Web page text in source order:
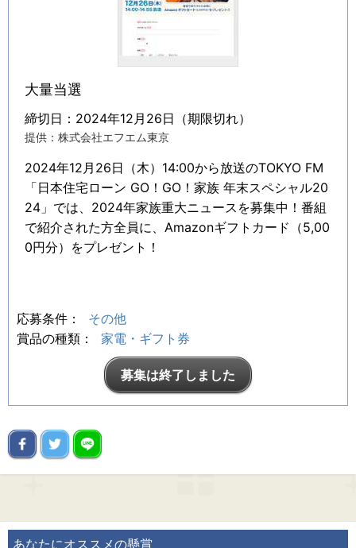
大量当選
締切日：2024年12月26日（期限切れ）
提供：株式会社エフエム東京
2024年12月26日（木）14:00から放送のTOKYO FM
「日本住宅ローン GO！GO！家族 年末スペシャル20
24」では、2024年家族重大ニュースを募集中！番組
で紹介された方全員に、Amazonギフトカード（5,00
0円分）をプレゼント！
応募条件：
その他
賞品の種類：
家電・ギフト券
募集は終了しました
あなたにオススメの懸賞